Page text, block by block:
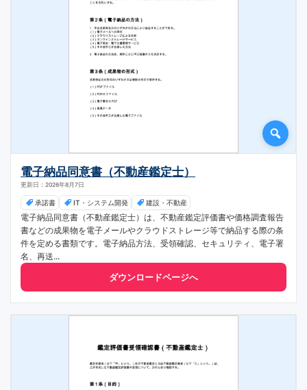
電子納品同意書（不動産鑑定士）
更新日：2026年8月7日
承諾書 IT・システム開発 建設・不動産
電子納品同意書（不動産鑑定士）は、不動産鑑定評価書や価格調査報告
書などの成果物を電子メールやクラウドストレージ等で納品する際の条
件を定める書類です。電子納品方法、受領確認、セキュリティ、電子署
名、再送...
ダウンロードページへ